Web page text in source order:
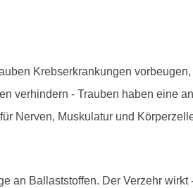
Krebserkrankungen
verhindern - Trauben haben eine
Nerven, Muskulatur und
an Ballaststoffen. Der Verzehr